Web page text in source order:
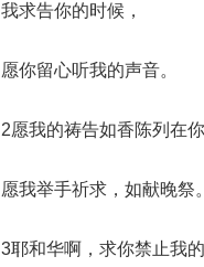
我求告你的时候，
愿你留心听我的声音。
2愿我的祷告如香陈列在你
愿我举手祈求，如献晚祭。
3耶和华啊，求你禁止我的